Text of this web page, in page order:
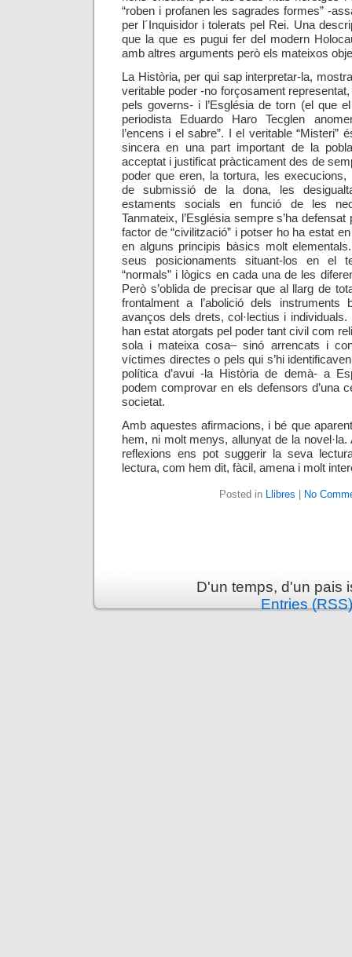
“roben i profanen les sagrades formes” -
per l´Inquisidor i tolerats pel Rei. Una
que la que es pugui fer del modern
amb altres arguments però els mateixos
La Història, per qui sap interpretar-la,
veritable poder -no forçosament
pels governs- i l’Església de torn (el que
periodista Eduardo Haro Tecglen
l’encens i el sabre”. I el veritable “Misteri”
sincera en una part important de la
acceptat i justificat pràcticament des de
poder queeren, la tortura, les execucions,
de submissió de la dona, les
estaments socials en funció de les
Tanmateix, l’Església sempre s’ha
factor de “civilització” i potser ho ha estat
en alguns principis bàsics molt
seus posicionaments situant-los en el
“normals” i lògics en cada una de les
Però s’oblida de precisar que al llarg de
frontalment a l’abolició dels
avanços dels drets, col·lectius i
han estat atorgats pel poder tant civil com
sola i mateixa cosa– sinó arrencats i
víctimes directes o pels qui s’hi
política d’avui -la Història de demà- a
podem comprovar en els defensors d’una
societat.
Amb aquestes afirmacions, i bé que
hem, ni molt menys, allunyat de la
reflexions ens pot suggerir la seva
lectura, com hem dit, fàcil, amena i molt
Posted in Llibres No
D'un temps, d'un pais
Entries (RSS)